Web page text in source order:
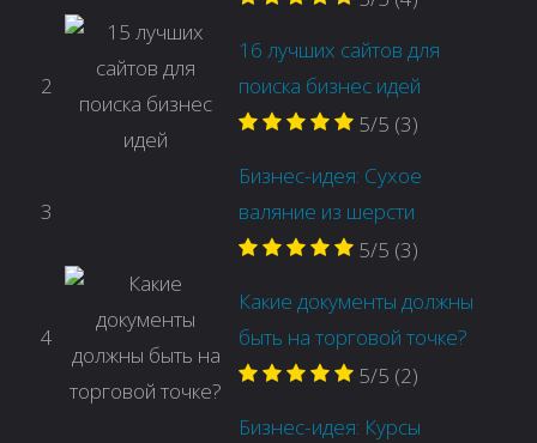
2
16 лучших сайтов для
поиска бизнес идей
5/5 (3)
3
Бизнес-идея: Сухое
валяние из шерсти
5/5 (3)
4
Какие документы должны
быть на торговой точке?
5/5 (2)
Бизнес-идея: Курсы